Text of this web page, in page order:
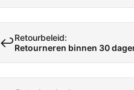
↩️Retourbeleid:
Retourneren binnen 30